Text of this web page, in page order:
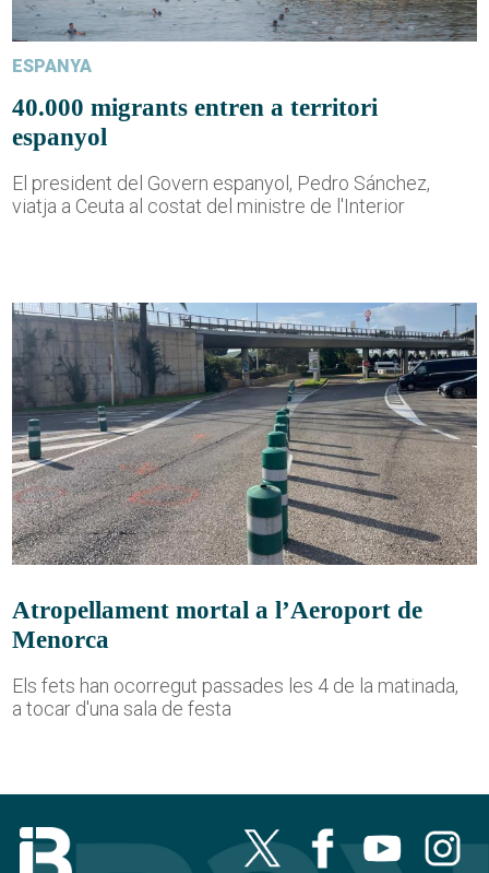
ESPANYA
40.000 migrants entren a territori
espanyol
El president del Govern espanyol, Pedro Sánchez,
viatja a Ceuta al costat del ministre de l'Interior
Atropellament mortal a l’Aeroport de
Menorca
Els fets han ocorregut passades les 4 de la matinada,
a tocar d'una sala de festa